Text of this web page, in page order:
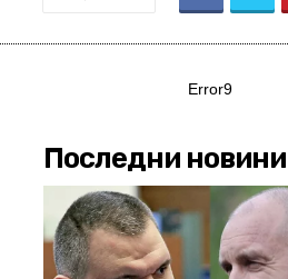
Error9
Последни новини